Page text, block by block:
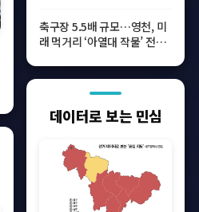
축구장 5.5배 규모…영천, 미
래 먹거리 ‘아열대 작물’ 전초
데이터로 보는 민심